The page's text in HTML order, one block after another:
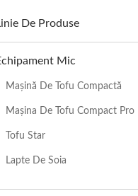
DE
TOFU,
DE TOFU,
DE
A TOFU,
DE
De Produse
Mic
Mașină De Tofu Compactă
Mașina De Tofu Compact Pro
Tofu Star
Lapte De Soia